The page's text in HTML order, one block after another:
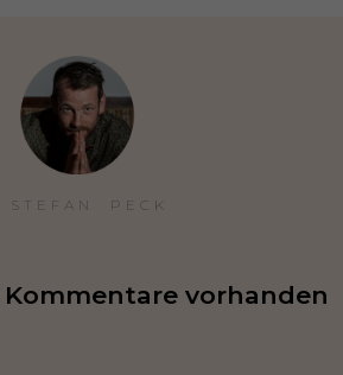
STEFAN  PECK
Kommentare vorhanden